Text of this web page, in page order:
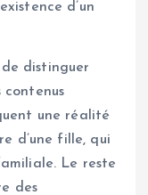
d’un
distinguer
contenus
une réalité
d’une fille, qui
Le reste
des